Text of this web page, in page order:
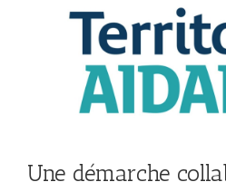
Une démarche